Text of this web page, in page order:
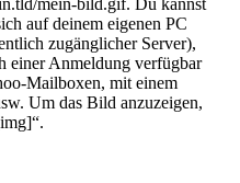
auf deinem eigenen PC
zugänglicher Server),
einer Anmeldung verfügbar
Mailboxen, mit einem
Um das Bild anzuzeigen,